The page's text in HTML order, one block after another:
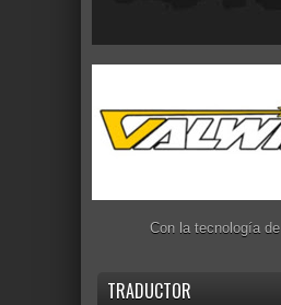
Con la tecnología de
TRADUCTOR